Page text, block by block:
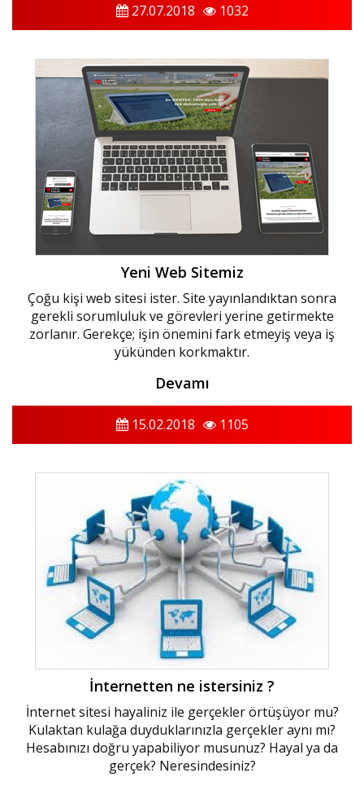
27.07.2018 1032
Yeni Web Sitemiz
Çoğu kişi web sitesi ister. Site yayınlandıktan sonra
gerekli sorumluluk ve görevleri yerine getirmekte
zorlanır. Gerekçe; işin önemini fark etmeyiş veya iş
yükünden korkmaktır.
Devamı
15.02.2018 1105
İnternetten ne istersiniz ?
İnternet sitesi hayaliniz ile gerçekler örtüşüyor mu?
Kulaktan kulağa duyduklarınızla gerçekler aynı mı?
Hesabınızı doğru yapabiliyor musunuz? Hayal ya da
gerçek? Neresindesiniz?